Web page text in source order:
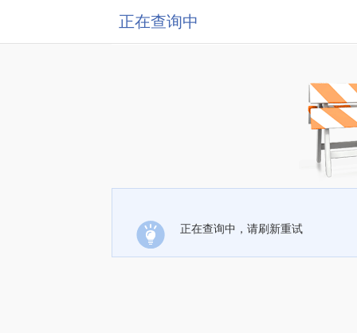
正在查询中
正在查询中，请刷新重试